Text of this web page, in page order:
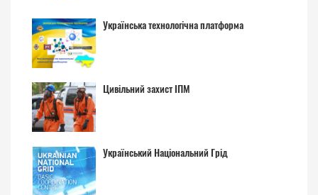
Українська технологічна платформа
Цивільний захист ІПМ
Український Національний Грід